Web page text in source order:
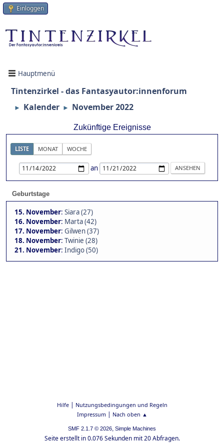
Einloggen
Hauptmenü
Tintenzirkel - das Fantasyautor:innenforum
► Kalender ► November 2022
Zukünftige Ereignisse
LISTE MONAT WOCHE
an
Geburtstage
15. November: Siara (27)
16. November: Marta (42)
17. November: Gilwen (37)
18. November: Twinie (28)
21. November: Indigo (50)
Hilfe| Nutzungsbedingungen und Regeln
Impressum| Nach oben ▲
SMF 2.1.7 © 2026, Simple Machines
Seite erstellt in 0.076 Sekunden mit 20 Abfragen.